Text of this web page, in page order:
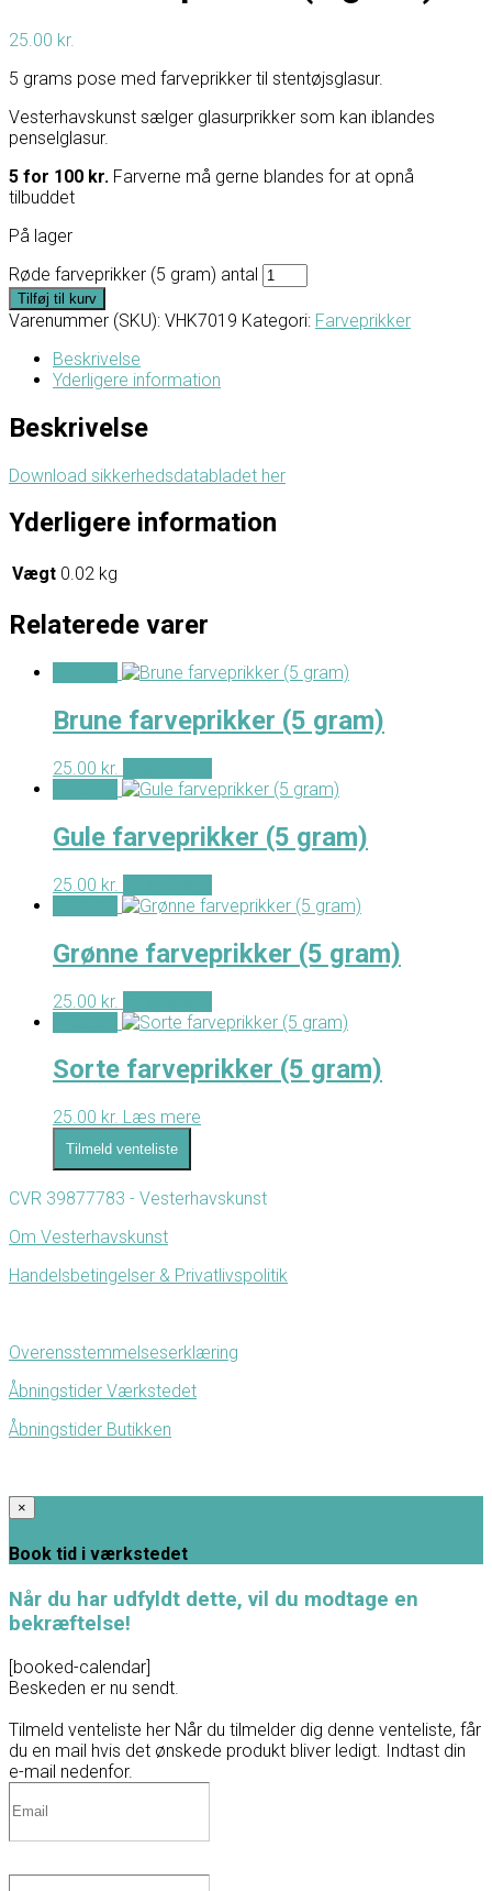
25.00 kr.
5 grams pose med farveprikker til stentøjsglasur.
Vesterhavskunst sælger glasurprikker som kan iblandes
penselglasur.
5 for 100 kr. Farverne må gerne blandes for at opnå
tilbuddet
På lager
Røde farveprikker (5 gram) antal
Tilføj til kurv
Varenummer (SKU): VHK7019 Kategori: Farveprikker
Beskrivelse
Yderligere information
Beskrivelse
Download sikkerhedsdatabladet her
Yderligere information
Vægt 0.02 kg
Relaterede varer
Brune farveprikker (5 gram)
25.00 kr.
Gule farveprikker (5 gram)
25.00 kr.
Grønne farveprikker (5 gram)
25.00 kr.
Sorte farveprikker (5 gram)
25.00 kr. Læs mere
Tilmeld venteliste
CVR 39877783 - Vesterhavskunst
Om Vesterhavskunst
Handelsbetingelser & Privatlivspolitik
Overensstemmelseserklæring
Åbningstider Værkstedet
Åbningstider Butikken
×
Book tid i værkstedet
Når du har udfyldt dette, vil du modtage en
bekræftelse!
[booked-calendar]
Beskeden er nu sendt.
Tilmeld venteliste her Når du tilmelder dig denne venteliste, får
du en mail hvis det ønskede produkt bliver ledigt. Indtast din
e-mail nedenfor.